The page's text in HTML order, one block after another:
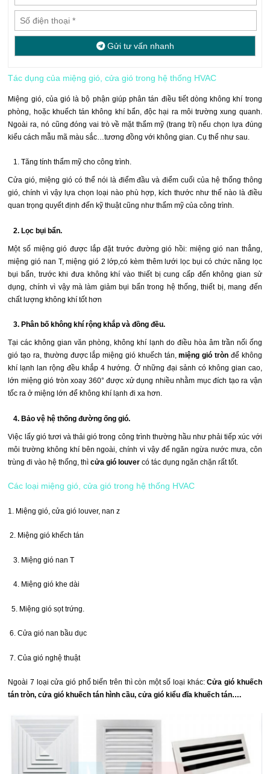
Gửi tư vấn nhanh
Tác dụng của miệng gió, cửa gió trong hệ thống HVAC
Miệng gió, của gió là bộ phận giúp phân tán điều tiết dòng không khí trong
phòng, hoặc khuếch tán không khí bẩn, độc hại ra môi trường xung quanh.
Ngoài ra, nó cũng đóng vai trò về mặt thẩm mỹ (trang trí) nếu chọn lựa đúng
kiểu cách mẫu mã màu sắc…tương đồng với không gian. Cụ thể như sau.
1. Tăng tính thẩm mỹ cho công trình.
Cửa gió, miệng gió có thể nói là điểm đầu và điểm cuối của hệ thống thông
gió, chính vì vậy lựa chọn loại nào phù hợp, kích thước như thế nào là điều
quan trọng quyết định đến kỹ thuật cũng như thẩm mỹ của công trình.
2. Lọc bụi bẩn.
Một số miệng gió được lắp đặt trước đường gió hồi: miệng gió nan thẳng,
miệng gió nan T, miệng gió 2 lớp,có kèm thêm lưới lọc bụi có chức năng lọc
bụi bẩn, trước khi đưa không khí vào thiết bị cung cấp đến không gian sử
dụng, chính vì vậy mà làm giảm bụi bẩn trong hệ thống, thiết bị, mang đến
chất lượng không khí tốt hơn
3. Phân bố không khí rộng khắp và đồng đều.
Tại các không gian văn phòng, không khí lạnh do điều hòa âm trần nối ống
gió tạo ra, thường được lắp miệng gió khuếch tán,miệng gió trònđể không
khí lạnh lan rộng đều khắp 4 hướng. Ở những đại sảnh có không gian cao,
lớn miệng gió tròn xoay 360° được xử dụng nhiều nhằm mục đích tạo ra vận
tốc ra ở miệng lớn để không khí lạnh đi xa hơn.
4. Bảo vệ hệ thống đường ống gió.
Việc lấy gió tươi và thải gió trong công trình thường hầu như phải tiếp xúc với
môi trường không khí bên ngoài, chính vì vậy để ngăn ngừa nước mưa, côn
trùng đi vào hệ thống, thìcửa gió louver có tác dụng ngăn chặn rất tốt.
Các loại miệng gió, cửa gió trong hệ thống HVAC
1. Miệng gió, cửa gió louver, nan z
2. Miệng gió khếch tán
3. Miệng gió nan T
4. Miệng gió khe dài
5. Miệng gió sọt trứng.
6. Cửa gió nan bầu dục
7. Của gió nghệ thuật
Ngoài 7 loại cửa gió phổ biến trên thì còn một số loại khác:Cửa gió khuếch
tán tròn, cửa gió khuếch tán hình cầu, cửa gió kiểu đĩa khuếch tán….